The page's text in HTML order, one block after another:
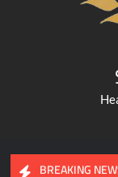
BREAKING
आधारशिला : साय